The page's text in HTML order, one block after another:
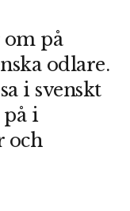
på
odlare.
i svenskt
på i
och